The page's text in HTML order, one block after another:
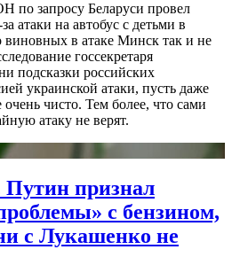
по запросу Беларуси провел
атаки на автобус с детьми в
виновных в атаке Минск так и не
госсекретаря
подсказки российских
украинской атаки, пусть даже
чисто. Тем более, что сами
атаку не верят.
признал
с бензином,
с Лукашенко не